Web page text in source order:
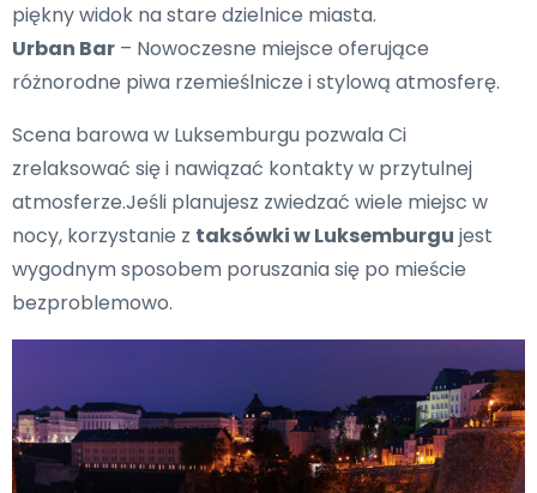
piękny widok na stare dzielnice miasta.
Urban Bar – Nowoczesne miejsce oferujące
różnorodne piwa rzemieślnicze i stylową atmosferę.
Scena barowa w Luksemburgu pozwala Ci
zrelaksować się i nawiązać kontakty w przytulnej
atmosferze.Jeśli planujesz zwiedzać wiele miejsc w
nocy, korzystanie z taksówki w Luksemburgu jest
wygodnym sposobem poruszania się po mieście
bezproblemowo.